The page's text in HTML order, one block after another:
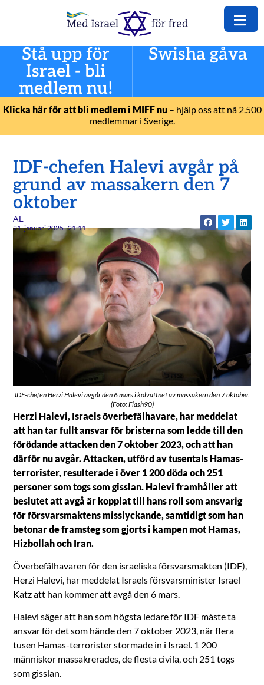
Stå upp för
Israel - bli
medlem nu!
Swisha gåva
Klicka här för att bli medlem i MIFF nu– hjälp oss att nå 2.500
medlemmar i Sverige.
IDF-chefen Halevi avgår på
grund av massakern den 7
oktober
AE
21. januari 2025 21:11
IDF-chefen Herzi Halevi avgår den 6 mars i kölvattnet av massakern den 7 oktober.
(Foto: Flash90)
Herzi Halevi, Israels överbefälhavare, har meddelat
att han tar fullt ansvar för bristerna som ledde till den
förödande attacken den 7 oktober 2023, och att han
därför nu avgår. Attacken, utförd av tusentals Hamas-
terrorister, resulterade i över 1 200 döda och 251
personer som togs som gisslan. Halevi framhåller att
beslutet att avgå är kopplat till hans roll som ansvarig
för försvarsmaktens misslyckande, samtidigt som han
betonar de framsteg som gjorts i kampen mot Hamas,
Hizbollah och Iran.
Överbefälhavaren för den israeliska försvarsmakten (IDF),
Herzi Halevi, har meddelat Israels försvarsminister Israel
Katz att han kommer att avgå den 6 mars.
Halevi säger att han som högsta ledare för IDF måste ta
ansvar för det som hände den 7 oktober 2023, när flera
tusen Hamas-terrorister stormade in i Israel. 1 200
människor massakrerades, de flesta civila, och 251 togs
som gisslan.